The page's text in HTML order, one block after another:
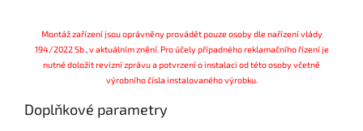
Montáž zařízení jsou oprávněny provádět pouze osoby dle nařízení vlády
194/2022 Sb., v aktuálním znění. Pro účely případného reklamačního řízení je
nutné doložit revizní zprávu a potvrzení o instalaci od této osoby včetně
výrobního čísla instalovaného výrobku.
Doplňkové parametry